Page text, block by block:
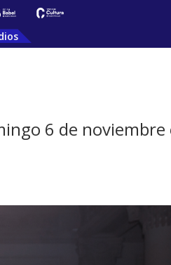
6 de noviembre